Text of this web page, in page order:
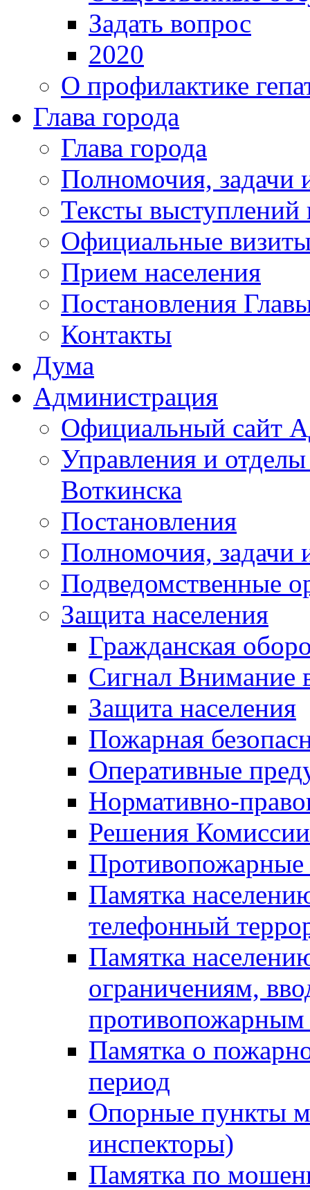
Задать вопрос
2020
О профилактике
Глава города
Глава города
Полномочия, задачи
Тексты выступлений
Официальные
Прием населения
Постановления
Контакты
Дума
Администрация
Официальный сайт
Управления и
Воткинска
Постановления
Полномочия, задачи
Подведомственные
Защита населения
Гражданская
Сигнал Внимание
Защита населения
Пожарная
Оперативные
Нормативно-
Решения
Противопожарные
Памятка
телефонный
Памятка
ограничениям,
Памятка о
период
Опорные пункты
инспекторы)
Памятка по